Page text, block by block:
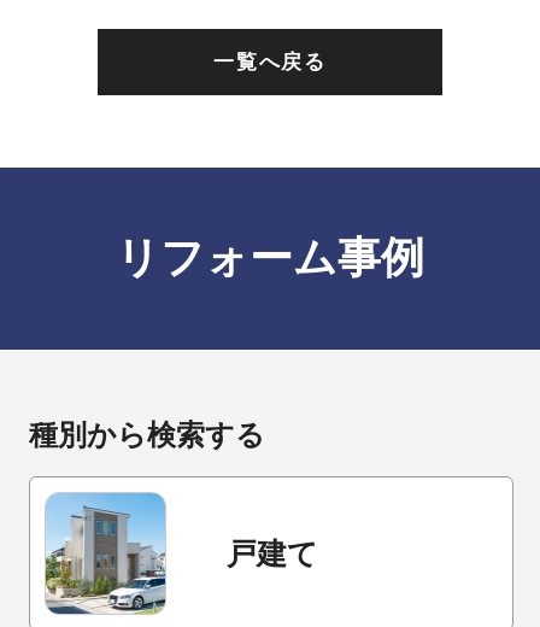
一覧へ戻る
リフォーム事例
種別から検索する
戸建て